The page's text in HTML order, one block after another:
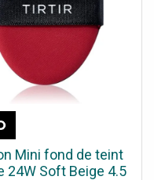
Mini fond de teint
Soft Beige 4.5